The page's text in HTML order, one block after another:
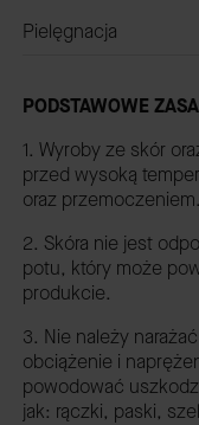
Pielęgnacja
PODSTAWOWE
1. Wyroby ze skór
przed wysoką
oraz przemoczeniem.
2. Skóra nie jest
potu, który może
produkcie.
3. Nie należy
obciążenie i
powodować
jak: rączki, paski,